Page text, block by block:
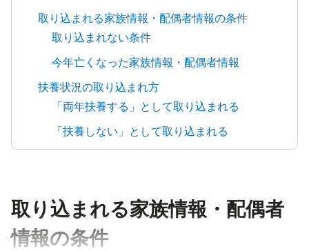
取り込まれる家族情報・配偶者情報の条件
取り込まれない条件
今年亡くなった家族情報・配偶者情報
扶養状況の取り込まれ方
「両年扶養する」として取り込まれる
「扶養しない」として取り込まれる
取り込まれる家族情報・配偶者
情報の条件